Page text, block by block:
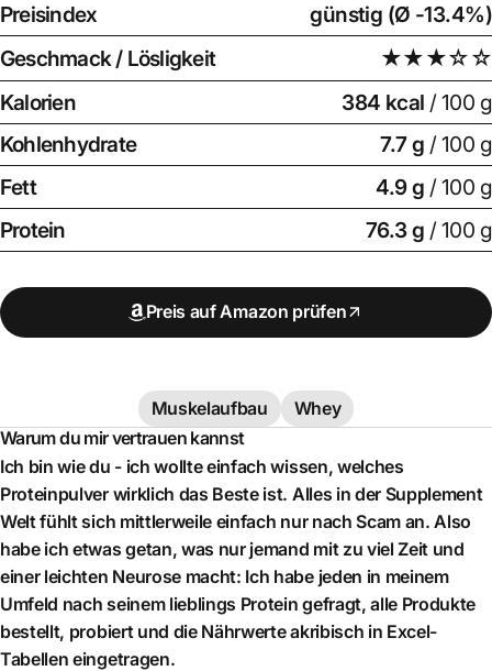
Preisindex
günstig (Ø -13.4%)
Geschmack / Lösligkeit
★★★☆☆
Kalorien
384 kcal / 100 g
Kohlenhydrate
7.7 g / 100 g
Fett
4.9 g / 100 g
Protein
76.3 g / 100 g
Preis auf Amazon prüfen
Muskelaufbau
Whey
Warum du mir vertrauen kannst
Ich bin wie du - ich wollte einfach wissen, welches
Proteinpulver wirklich das Beste ist. Alles in der Supplement
Welt fühlt sich mittlerweile einfach nur nach Scam an. Also
habe ich etwas getan, was nur jemand mit zu viel Zeit und
einer leichten Neurose macht: Ich habe jeden in meinem
Umfeld nach seinem lieblings Protein gefragt, alle Produkte
bestellt, probiert und die Nährwerte akribisch in Excel-
Tabellen eingetragen.